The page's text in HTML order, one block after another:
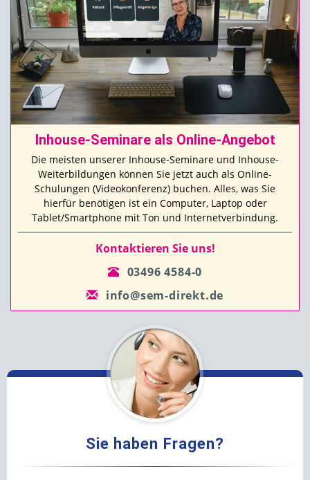
Inhouse-Seminare als Online-Angebot
Die meisten unserer Inhouse-Seminare und Inhouse-
Weiterbildungen können Sie jetzt auch als Online-
Schulungen (Videokonferenz) buchen. Alles, was Sie
hierfür benötigen ist ein Computer, Laptop oder
Tablet/Smartphone mit Ton und Internetverbindung.
Kontaktieren Sie uns!
03496 4584-0
info@sem-direkt.de
Sie haben Fragen?